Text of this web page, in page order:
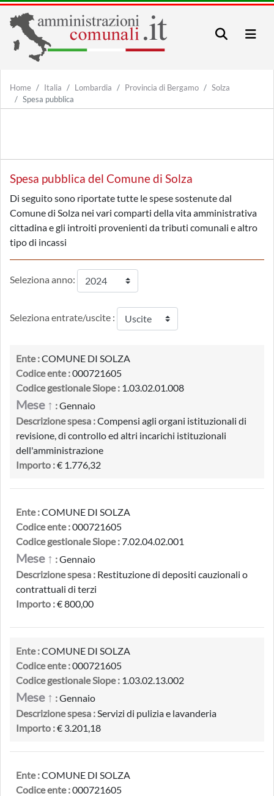
Home Italia Lombardia Provincia di Bergamo
Solza
Spesa pubblica
Spesa pubblica del Comune di Solza
Di seguito sono riportate tutte le spese sostenute dal
Comune di Solza nei vari comparti della vita amministrativa
cittadina e gli introiti provenienti da tributi comunali e altro
tipo di incassi
Seleziona anno:
Seleziona entrate/uscite :
Ente :COMUNE DI SOLZA
Codice ente :000721605
Codice gestionale Siope : 1.03.02.01.008
Mese ↑ :Gennaio
Descrizione spesa :Compensi agli organi istituzionali di
revisione, di controllo ed altri incarichi istituzionali
dell'amministrazione
Importo :€ 1.776,32
Ente :COMUNE DI SOLZA
Codice ente :000721605
Codice gestionale Siope :7.02.04.02.001
Mese ↑ :Gennaio
Descrizione spesa : Restituzione di depositi cauzionali o
contrattuali di terzi
Importo :€ 800,00
Ente :COMUNE DI SOLZA
Codice ente :000721605
Codice gestionale Siope : 1.03.02.13.002
Mese ↑ :Gennaio
Descrizione spesa :Servizi di pulizia e lavanderia
Importo :€ 3.201,18
Ente :COMUNE DI SOLZA
Codice ente :000721605